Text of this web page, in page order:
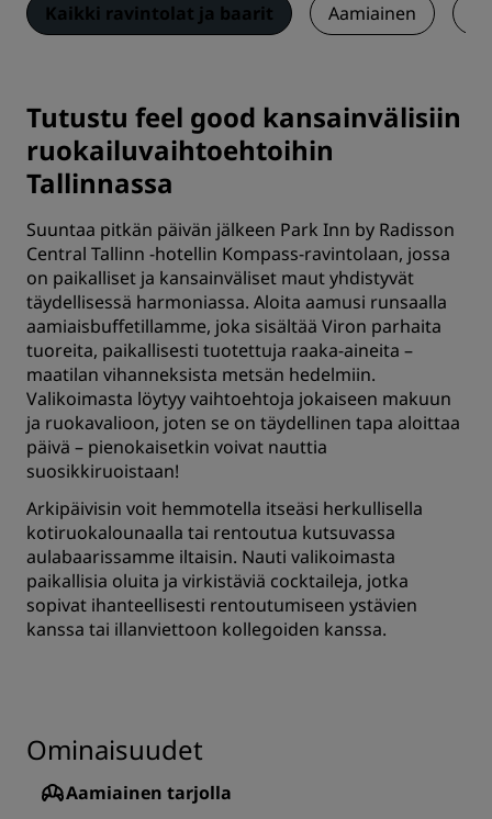
Kaikki ravintolat ja baarit Aamiainen
Tutustu feel good kansainvälisiin
ruokailuvaihtoehtoihin
Tallinnassa
Suuntaa pitkän päivän jälkeen Park Inn by Radisson
Central Tallinn -hotellin Kompass-ravintolaan, jossa
on paikalliset ja kansainväliset maut yhdistyvät
täydellisessä harmoniassa. Aloita aamusi runsaalla
aamiaisbuffetillamme, joka sisältää Viron parhaita
tuoreita, paikallisesti tuotettuja raaka-aineita –
maatilan vihanneksista metsän hedelmiin.
Valikoimasta löytyy vaihtoehtoja jokaiseen makuun
ja ruokavalioon, joten se on täydellinen tapa aloittaa
päivä – pienokaisetkin voivat nauttia
suosikkiruoistaan!
Arkipäivisin voit hemmotella itseäsi herkullisella
kotiruokalounaalla tai rentoutua kutsuvassa
aulabaarissamme iltaisin. Nauti valikoimasta
paikallisia oluita ja virkistäviä cocktaileja, jotka
sopivat ihanteellisesti rentoutumiseen ystävien
kanssa tai illanviettoon kollegoiden kanssa.
Ominaisuudet
Aamiainen tarjolla